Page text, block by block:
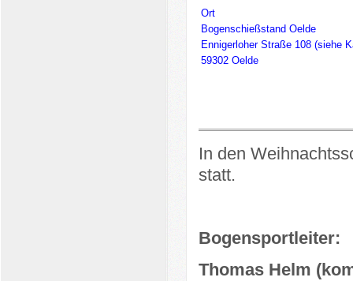
Ort
Bogenschießstand Oelde
Ennigerloher Straße 108 (siehe
59302 Oelde
In den
statt.
Bogensportleiter:
Thomas Helm